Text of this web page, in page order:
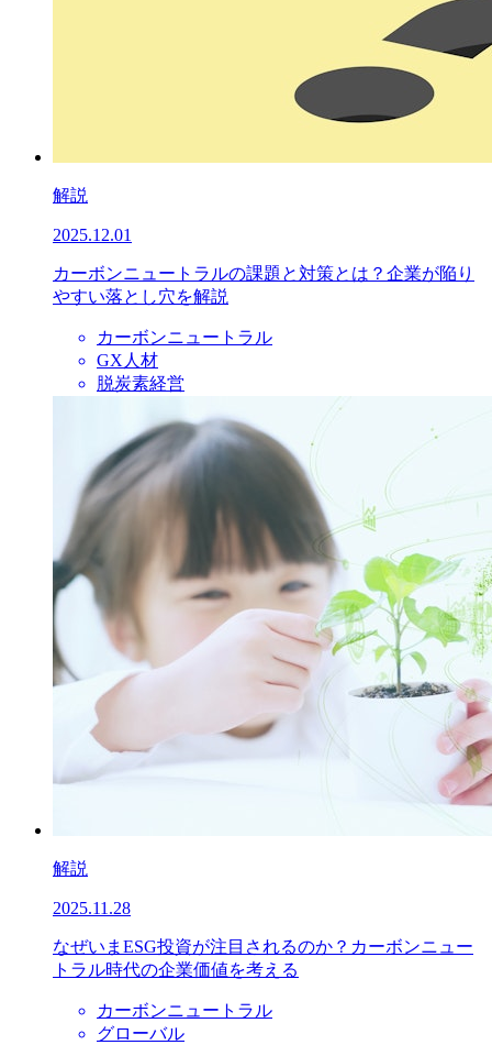
解説
2025.12.01
カーボンニュートラルの課題と対策とは？企業が陥り
やすい落とし穴を解説
カーボンニュートラル
GX人材
脱炭素経営
解説
2025.11.28
なぜいまESG投資が注目されるのか？カーボンニュー
トラル時代の企業価値を考える
カーボンニュートラル
グローバル